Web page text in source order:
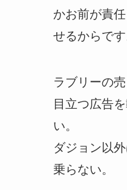
かお前が責
せるからで
ラブリーの
目立つ広告
い。
ダジョン以
乗らない。